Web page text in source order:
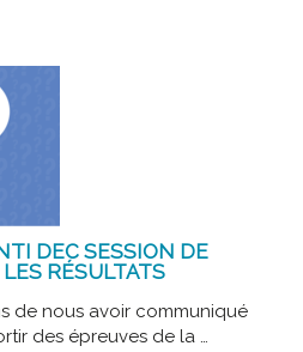
DEC SESSION DE
RÉSULTATS
de nous avoir communiqué
des épreuves de la …